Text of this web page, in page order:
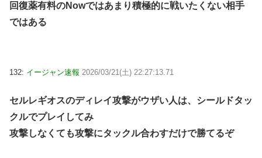
回復薬有料のNowではあまり積極的に戦いたくない相手
ではある
132: イージャン速報 2026/03/21(土) 22:27:13.71
セルレギオスのディレイ攻撃がウザい人は、シールドタッ
クルでプレイしてみ
攻撃しなくても攻撃にタックル合わすだけで勝てるぞ